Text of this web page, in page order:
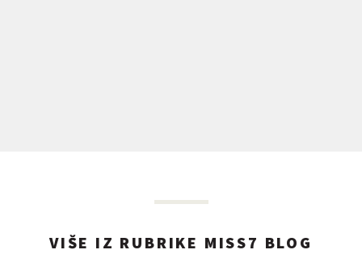
VIŠE IZ RUBRIKE MISS7 BLOG